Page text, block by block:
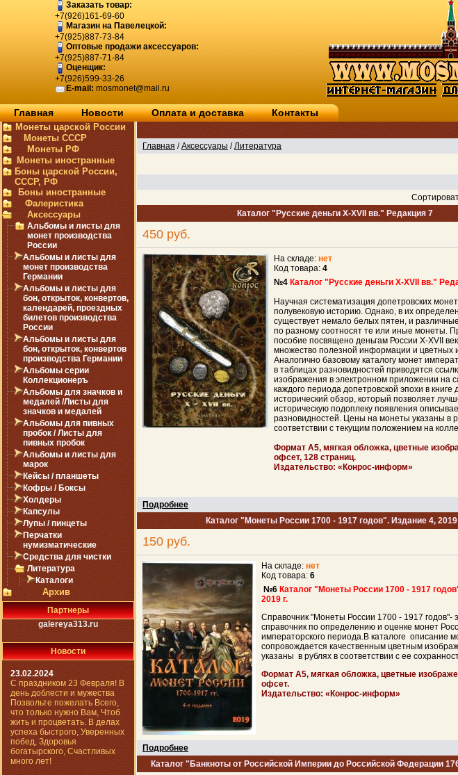
Заказать товар:
+7(926)161-69-60
Магазин на Павелецкой:
+7(925)887-73-84
Оптовые продажи аксессуаров:
+7(925)887-71-84
Оценщик:
+7(926)599-33-26
E-mail: mosmonet@mail.ru
Главная Новости Оплата и доставка Контакты
Монеты царской России
Монеты СССР
Монеты РФ
Монеты иностранные
Боны царской России,
СССР, РФ
Боны иностранные
Фалеристика
Аксессуары
Альбомы и листы для
монет производства
России
Альбомы и листы для
монет производства
Германии
Альбомы и листы для
бон, открыток, конвертов,
календарей, проездных
билетов производства
России
Альбомы и листы для
бон, открыток, конвертов
производства Германии
Альбомы серии
Коллекционеръ
Альбомы для значков и
медалей /Листы для
значков и медалей
Альбомы для пивных
пробок / Листы для
пивных пробок
Альбомы и листы для
марок
Кейсы / планшеты
Кофры / Боксы
Холдеры
Капсулы
Лупы / пинцеты
Перчатки
нумизматические
Средства для чистки
Литература
Каталоги
Архив
Партнеры
galereya313.ru
Новости
23.02.2024
С праздником 23 Февраля! В
день доблести и мужества
Позвольте пожелать Всего,
что только нужно Вам, Чтоб
жить и процветать. В делах
успеха быстрого, Уверенных
побед, Здоровья
богатырского, Счастливых
много лет!
Главная /Аксессуары /Литература
Каталог "Русские деньги X-XVII вв." Редакция 7
450 руб.
На складе: нет
Код товара: 4
№4 Каталог "Русские деньги X-XVII вв."
Научная систематизация допетровских
полувековую историю. Однако, в их
существует немало белых пятен, и
по разному соотносят те или иные монеты.
пособие посвящено деньгам России X-XVII
множество полезной информации и цветных
Аналогично базовому каталогу монет
в таблицах разновидностей приводятся
изображения в электронном приложении на
каждого периода допетровской эпохи в книге
исторический обзор, который позволяет
историческую подоплеку появления
разновидностей. Цены на монеты указаны в
соответствии с текущим положением на
Формат А5, мягкая обложка, цветные
офсет, 128 страниц.
Издательство: «Конрос-информ»
Подробнее
Каталог "Монеты России 1700 - 1917 годов". Издание 4, 2019
150 руб.
На складе: нет
Код товара: 6
№6 Каталог "Монеты России 1700 - 1917
2019 г.
Справочник "Монеты России 1700 - 1917 годов"-
справочник по определению и оценке монет
императорского периода.В каталоге описание
сопровождается качественным цветным
указаны в рублях в соответствии с ее
Формат А5, мягкая обложка, цветные
офсет.
Издательство: « Конрос-информ»
Подробнее
Каталог "Банкноты от Российской Империи до Российской Федерации